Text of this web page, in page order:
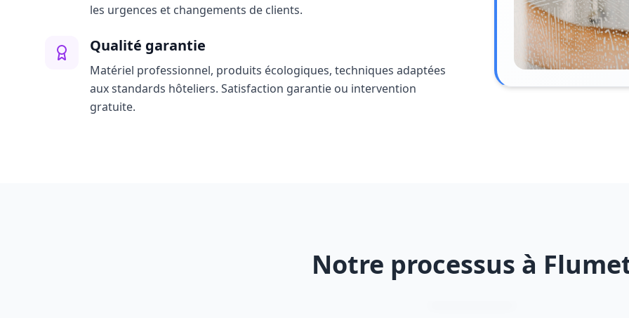
les urgences et changements de clients.
Qualité garantie
Matériel professionnel, produits écologiques, techniques adaptées
aux standards hôteliers. Satisfaction garantie ou intervention
gratuite.
Notre processus à